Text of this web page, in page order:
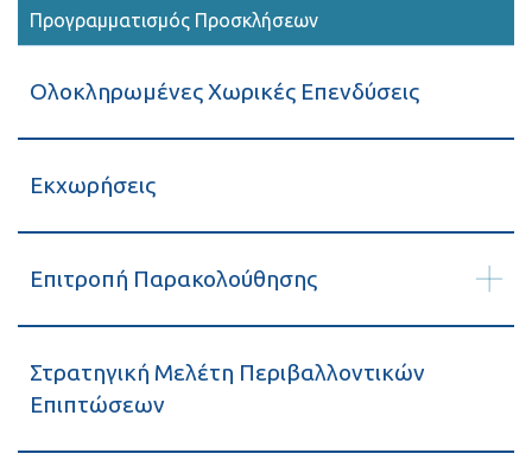
Προγραμματισμός Προσκλήσεων
Ολοκληρωμένες Χωρικές Επενδύσεις
Εκχωρήσεις
Επιτροπή Παρακολούθησης
Στρατηγική Μελέτη Περιβαλλοντικών
Επιπτώσεων